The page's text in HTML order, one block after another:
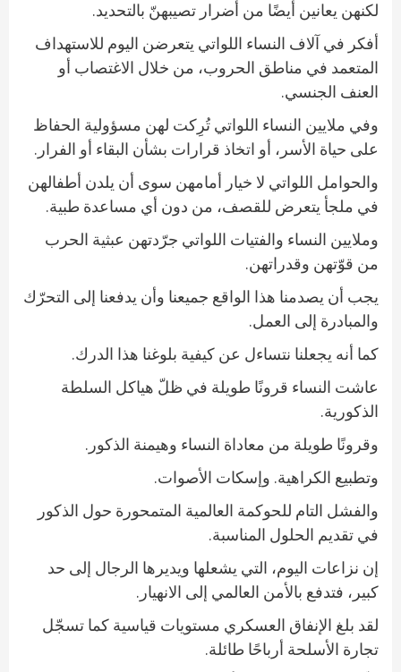
لكنهن يعانين أيضًا من أضرار تصيبهنّ بالتحديد.
أفكر في آلاف النساء اللواتي يتعرضن اليوم للاستهداف
المتعمد في مناطق الحروب، من خلال الاغتصاب أو
العنف الجنسي.
وفي ملايين النساء اللواتي تُرِكت لهن مسؤولية الحفاظ
على حياة الأسر، أو اتخاذ قرارات بشأن البقاء أو الفرار.
والحوامل اللواتي لا خيار أمامهن سوى أن يلدن أطفالهن
في ملجأ يتعرض للقصف، من دون أي مساعدة طبية.
وملايين النساء والفتيات اللواتي جرّدتهن عبثية الحرب
من قوّتهن وقدراتهن.
يجب أن يصدمنا هذا الواقع جميعنا وأن يدفعنا إلى التحرّك
والمبادرة إلى العمل.
كما أنه يجعلنا نتساءل عن كيفية بلوغنا هذا الدرك.
عاشت النساء قرونًا طويلة في ظلّ هياكل السلطة
الذكورية.
وقرونًا طويلة من معاداة النساء وهيمنة الذكور.
وتطبيع الكراهية. وإسكات الأصوات.
والفشل التام للحوكمة العالمية المتمحورة حول الذكور
في تقديم الحلول المناسبة.
إن نزاعات اليوم، التي يشعلها ويديرها الرجال إلى حد
كبير، فتدفع بالأمن العالمي إلى الانهيار.
لقد بلغ الإنفاق العسكري مستويات قياسية كما تسجّل
تجارة الأسلحة أرباحًا طائلة.